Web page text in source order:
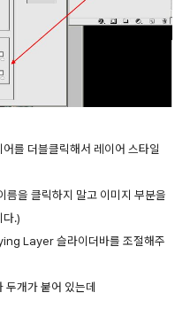
를 더블클릭해서 레이어 스타일
름을 클릭하지 말고 이미지 부분을
다.)
Layer 슬라이더바를 조절해주
두개가 붙어 있는데